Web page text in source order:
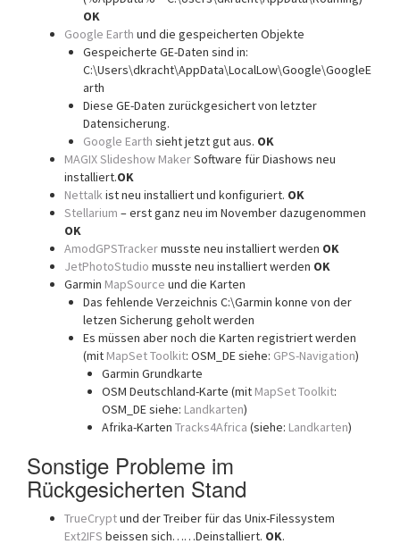
OK
Google Earth und die gespeicherten Objekte
Gespeicherte GE-Daten sind in:
C:\Users\dkracht\AppData\LocalLow\Google\GoogleE
arth
Diese GE-Daten zurückgesichert von letzter
Datensicherung.
Google Earth sieht jetzt gut aus. OK
MAGIX Slideshow MakerSoftware für Diashows neu
installiert.OK
Nettalkist neu installiert und konfiguriert. OK
Stellarium – erst ganz neu im November dazugenommen
OK
AmodGPSTrackermusste neu installiert werden OK
JetPhotoStudio musste neu installiert werden OK
Garmin MapSource und die Karten
Das fehlende Verzeichnis C:\Garmin konne von der
letzen Sicherung geholt werden
Es müssen aber noch die Karten registriert werden
(mit MapSet Toolkit: OSM_DE siehe: GPS-Navigation)
Garmin Grundkarte
OSM Deutschland-Karte (mit MapSet Toolkit:
OSM_DE siehe: Landkarten)
Afrika-Karten Tracks4Africa (siehe: Landkarten)
Sonstige Probleme im
Rückgesicherten Stand
TrueCryptund der Treiber für das Unix-Filessystem
Ext2IFS beissen sich……Deinstalliert. OK.